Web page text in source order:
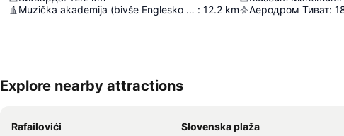
Muzička akademija (bivše Englesko poslanstvo) : 12.2 km
Аеродром Тиват:
Explore nearby attractions
Rafailovići Slovenska plaža